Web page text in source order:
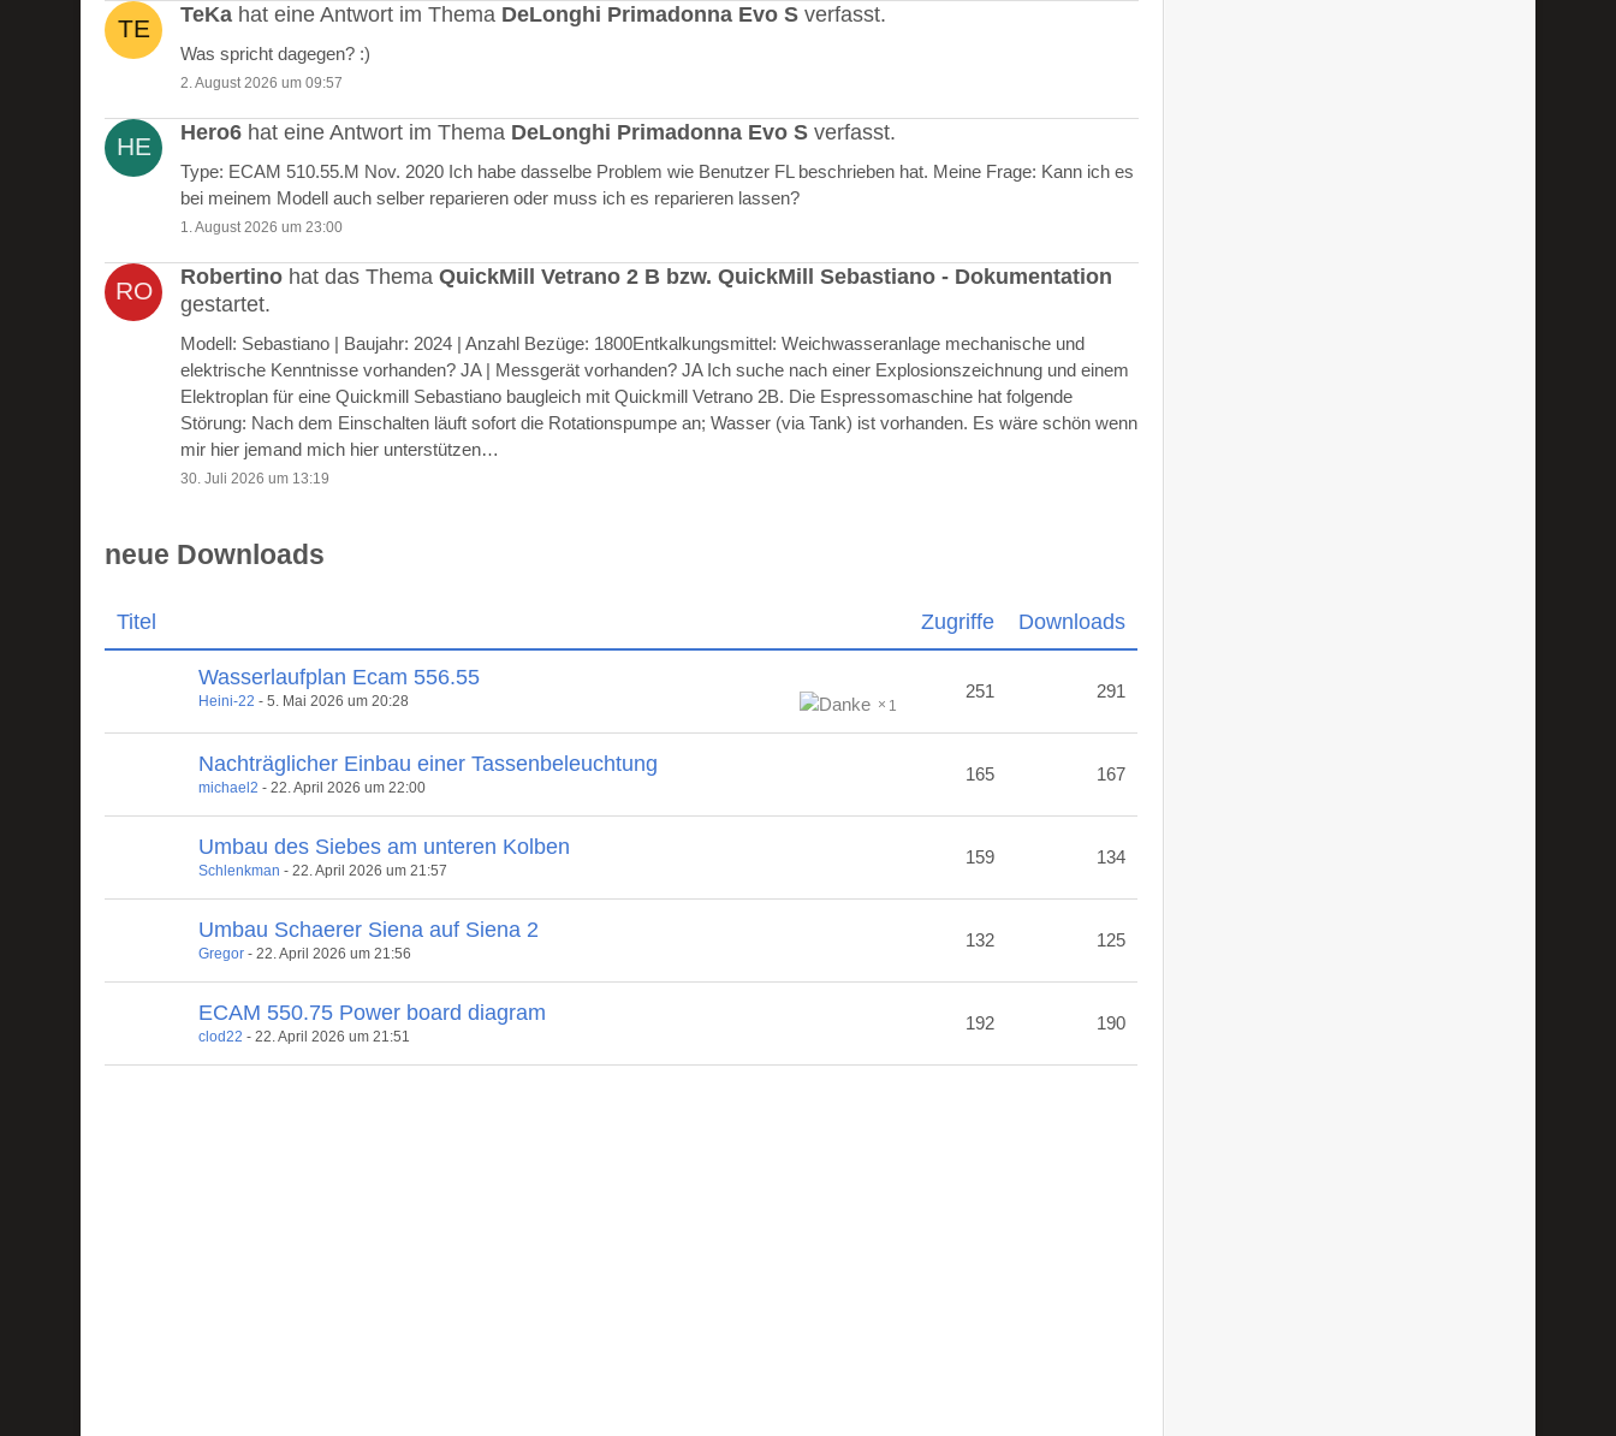
TeKa hat eine Antwort im Thema DeLonghi Primadonna Evo S verfasst.
Was spricht dagegen? :)
2. August 2026 um 09:57
Hero6 hat eine Antwort im Thema DeLonghi Primadonna Evo S verfasst.
Type: ECAM 510.55.M Nov. 2020 Ich habe dasselbe Problem wie Benutzer FL beschrieben hat. Meine Frage: Kann ich es
bei meinem Modell auch selber reparieren oder muss ich es reparieren lassen?
1. August 2026 um 23:00
Robertino hat das ThemaQuickMill Vetrano 2 B bzw. QuickMill Sebastiano - Dokumentation
gestartet.
Modell: Sebastiano | Baujahr: 2024 | Anzahl Bezüge: 1800Entkalkungsmittel: Weichwasseranlage mechanische und
elektrische Kenntnisse vorhanden? JA | Messgerät vorhanden? JA Ich suche nach einer Explosionszeichnung und einem
Elektroplan für eine Quickmill Sebastiano baugleich mit Quickmill Vetrano 2B. Die Espressomaschine hat folgende
Störung: Nach dem Einschalten läuft sofort die Rotationspumpe an; Wasser (via Tank) ist vorhanden. Es wäre schön wenn
mir hier jemand mich hier unterstützen…
30. Juli 2026 um 13:19
neue Downloads
Titel Zugriffe Downloads
Wasserlaufplan Ecam 556.55
1
Heini-22 -5. Mai 2026 um 20:28 251 291
Nachträglicher Einbau einer Tassenbeleuchtung
michael2 -22. April 2026 um 22:00
165 167
Umbau des Siebes am unteren Kolben
Schlenkman -22. April 2026 um 21:57
159 134
Umbau Schaerer Siena auf Siena 2
Gregor -22. April 2026 um 21:56
132 125
ECAM 550.75 Power board diagram
clod22 -22. April 2026 um 21:51
192 190